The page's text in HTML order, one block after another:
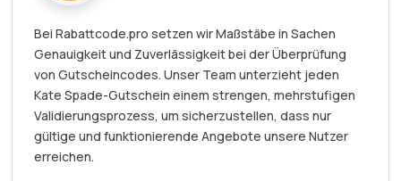
Bei Rabattcode.pro setzen wir Maßstäbe in Sachen
Genauigkeit und Zuverlässigkeit bei der Überprüfung
von Gutscheincodes. Unser Team unterzieht jeden
Kate Spade-Gutschein einem strengen, mehrstufigen
Validierungsprozess, um sicherzustellen, dass nur
gültige und funktionierende Angebote unsere Nutzer
erreichen.